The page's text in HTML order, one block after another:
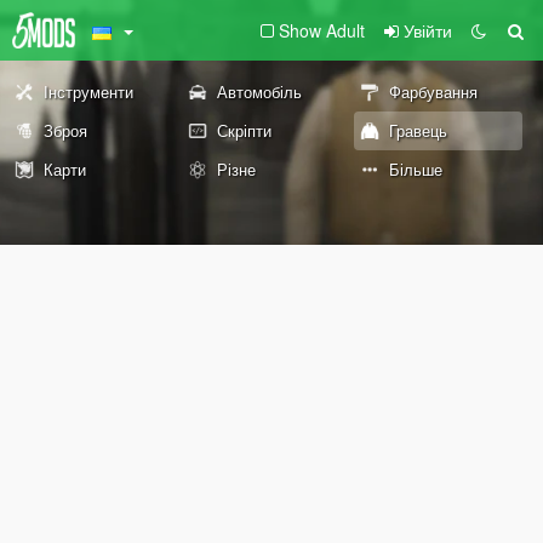
Show Adult Увійти
Інструменти Автомобіль
Фарбування
Зброя
Скріпти
Гравець
Карти
Різне Більше